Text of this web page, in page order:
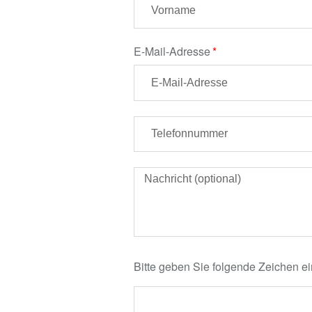
E-Mail-Adresse
Bitte geben Sie folgende Zeichen